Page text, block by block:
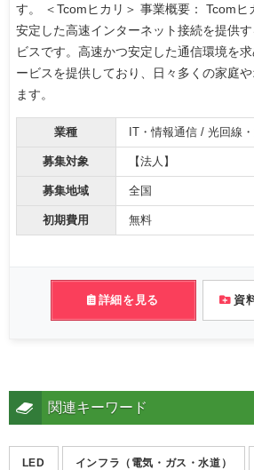
す。 ＜Tcomヒカリ＞ 事業概要： Tcomヒ
安定した高速インターネット接続を提供
ビスです。高速かつ安定した通信環境を
ービスを提供しており、日々多くの家庭
ます。
業種 IT・情報通信 / 光回線
募集対象 【法人】
募集地域 全国
初期費用 無料
詳細を見る 資
関連キーワード
LED インフラ（電気・ガス・水道）